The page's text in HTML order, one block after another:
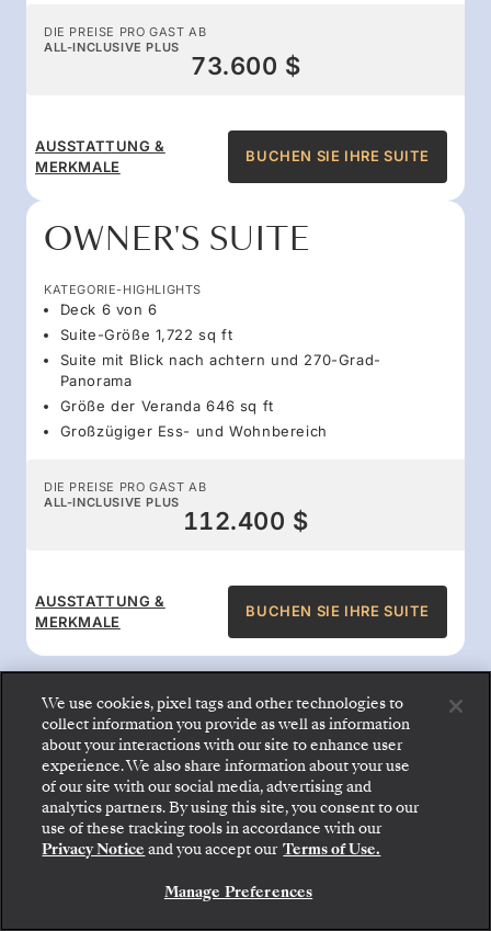
DIE PREISE PRO GAST AB
ALL-INCLUSIVE PLUS
73.600 $
AUSSTATTUNG &
MERKMALE
BUCHEN SIE IHRE SUITE
OWNER'S SUITE
KATEGORIE-HIGHLIGHTS
Deck 6 von 6
Suite-Größe 1,722 sq ft
Suite mit Blick nach achtern und 270-Grad-
Panorama
Größe der Veranda 646 sq ft
Großzügiger Ess- und Wohnbereich
DIE PREISE PRO GAST AB
ALL-INCLUSIVE PLUS
112.400 $
AUSSTATTUNG &
MERKMALE
BUCHEN SIE IHRE SUITE
All-inclusive-Leistungen an
Bord
bekannt ist: Gourmetspeisen rund um die Uhr,
Gehen Sie an Bord: Wählen Sie Ihre Suite und
prüfen Sie die Preise und Inklusivleistungen, bevor
Sie Ihre Silversea-Reise sicher bestätigen.
BUCHEN SIE IHRE SUITE
We use cookies, pixel tags and other technologies to
collect information you provide as well as information
about your interactions with our site to enhance user
experience. We also share information about your use
of our site with our social media, advertising and
analytics partners. By using this site, you consent to our
use of these tracking tools in accordance with our
Privacy Notice and you accept our Terms of Use.
Manage Preferences